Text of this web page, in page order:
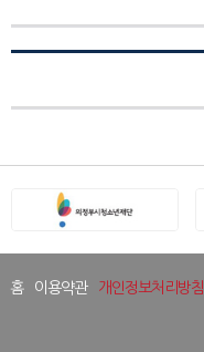
홈 이용약관 개인정보처리방침